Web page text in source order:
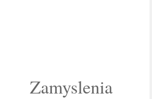
Zamyslenia